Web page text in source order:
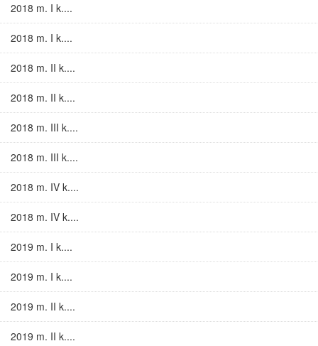
2018 m. I k....
2018 m. I k....
2018 m. II k....
2018 m. II k....
2018 m. III k....
2018 m. III k....
2018 m. IV k....
2018 m. IV k....
2019 m. I k....
2019 m. I k....
2019 m. II k....
2019 m. II k....